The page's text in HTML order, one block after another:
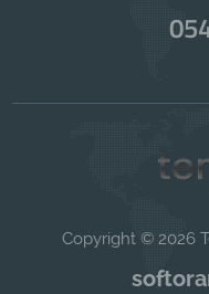
Copyright © 2026